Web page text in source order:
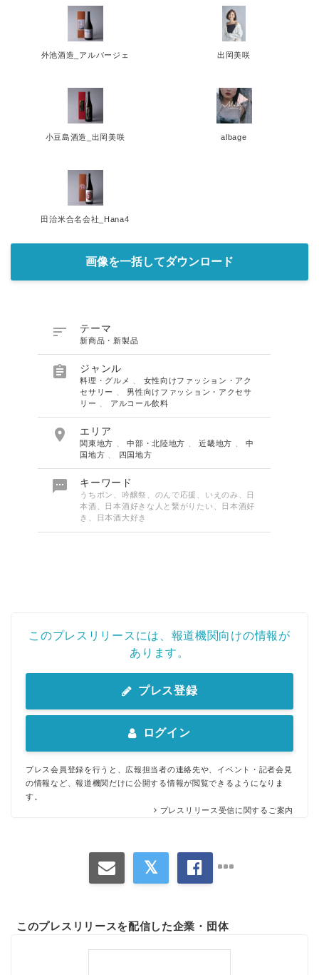
外池酒造_アルバージェ 出岡美咲
小豆島酒造_出岡美咲 albage
田治米合名会社_Hana4
画像を一括してダウンロード
 テーマ
新商品・新製品
 ジャンル
料理・グルメ
女性向けファッション・アク
セサリー
男性向けファッション・アクセサ
リー
アルコール飲料
 エリア
関東地方 、中部・北陸地方 、近畿地方 、中
国地方
四国地方
 キーワード
うちポン、吟醸祭、のんで応援、いえのみ、日
本酒、日本酒好きな人と繋がりたい、日本酒好
き、日本酒大好き
このプレスリリースには、報道機関向けの情報が
あります。
プレス登録
ログイン
プレス会員登録を行うと、広報担当者の連絡先や、イベント・記者会見
の情報など、報道機関だけに公開する情報が閲覧できるようになりま
す。
プレスリリース受信に関するご案内
このプレスリリースを配信した企業・団体